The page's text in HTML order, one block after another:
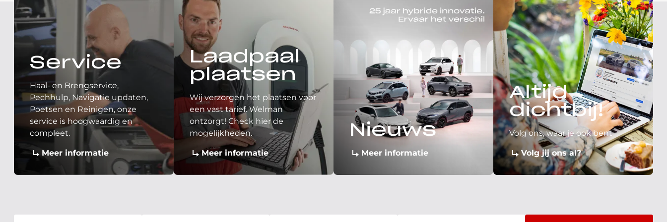
Service
Haal- en Brengservice,
Pechhulp, Navigatie updaten,
Poetsen en Reinigen, onze
service is hoogwaardig en
compleet.
Meer informatie
Laadpaal
plaatsen
Wij verzorgen het plaatsen voor
een vast tarief. Welman
ontzorgt! Check hier de
mogelijkheden.
Meer informatie
Nieuws
Meer informatie
Altijd
dichtbij!
Volg ons, waar je ook bent
Volg jij ons al?